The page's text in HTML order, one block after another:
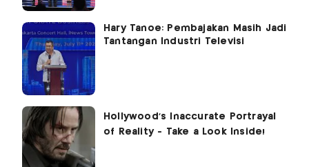
Hary Tanoe: Pembajakan Masih Jadi
Tantangan Industri Televisi